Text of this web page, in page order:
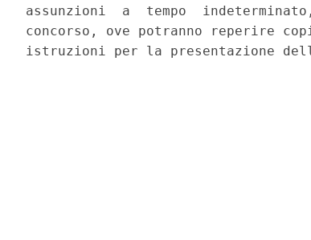
assunzioni  a  tempo
concorso, ove potranno reperire
istruzioni per la presentazione